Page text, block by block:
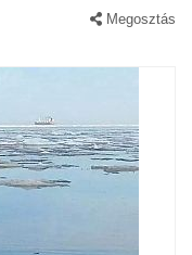
Megosztás